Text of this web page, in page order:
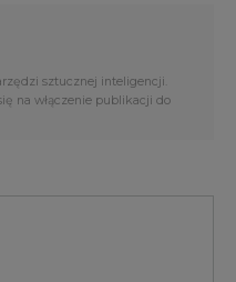
sztucznej inteligencji.
na włączenie publikacji do